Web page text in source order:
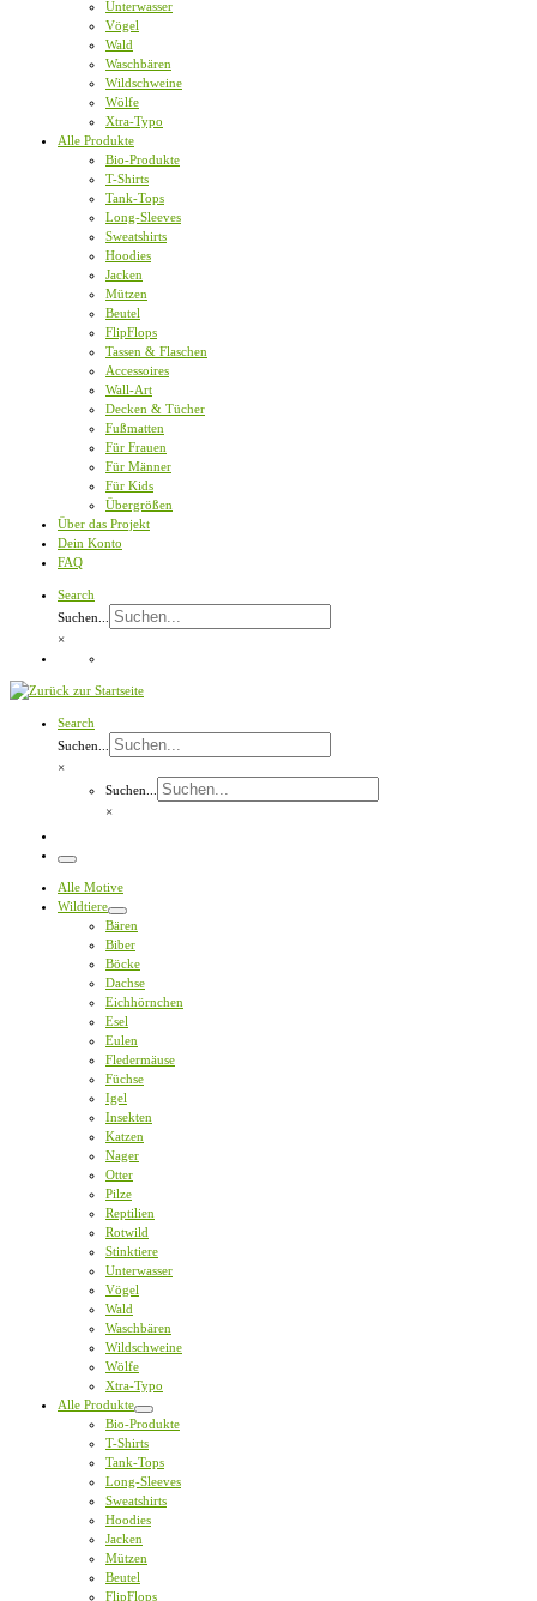
Unterwasser
Vögel
Wald
Waschbären
Wildschweine
Wölfe
Xtra-Typo
Alle Produkte
Bio-Produkte
T-Shirts
Tank-Tops
Long-Sleeves
Sweatshirts
Hoodies
Jacken
Mützen
Beutel
FlipFlops
Tassen & Flaschen
Accessoires
Wall-Art
Decken & Tücher
Fußmatten
Für Frauen
Für Männer
Für Kids
Übergrößen
Über das Projekt
Dein Konto
FAQ
Search
Suchen...
×
Search
Suchen...
×
Suchen...
×
Menü
Alle Motive
Wildtiere
Bären
Biber
Böcke
Dachse
Eichhörnchen
Esel
Eulen
Fledermäuse
Füchse
Igel
Insekten
Katzen
Nager
Otter
Pilze
Reptilien
Rotwild
Stinktiere
Unterwasser
Vögel
Wald
Waschbären
Wildschweine
Wölfe
Xtra-Typo
Alle Produkte
Bio-Produkte
T-Shirts
Tank-Tops
Long-Sleeves
Sweatshirts
Hoodies
Jacken
Mützen
Beutel
FlipFlops